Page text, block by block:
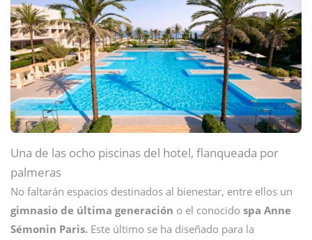
Una de las ocho piscinas del hotel, flanqueada por
palmeras
No faltarán espacios destinados al bienestar, entre ellos un
gimnasio de última generación o el conocido spa Anne
Sémonin Paris. Este último se ha diseñado para la